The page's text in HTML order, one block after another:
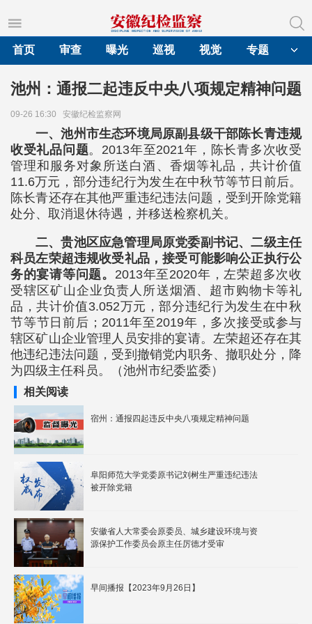
首页
审查 曝光 巡视 视觉 专题
池州：通报二起违反中央八项规定精神问题
09-26 16:30 安徽纪检监察网
一、池州市生态环境局原副县级干部陈长青违规
收受礼品问题。2013年至2021年，陈长青多次收受
管理和服务对象所送白酒、香烟等礼品，共计价值
11.6万元，部分违纪行为发生在中秋节等节日前后。
陈长青还存在其他严重违纪违法问题，受到开除党籍
处分、取消退休待遇，并移送检察机关。
二、贵池区应急管理局原党委副书记、二级主任
科员左荣超违规收受礼品，接受可能影响公正执行公
务的宴请等问题。 2013年至2020年，左荣超多次收
受辖区矿山企业负责人所送烟酒、超市购物卡等礼
品，共计价值3.052万元，部分违纪行为发生在中秋
节等节日前后；2011年至2019年，多次接受或参与
辖区矿山企业管理人员安排的宴请。左荣超还存在其
他违纪违法问题，受到撤销党内职务、撤职处分，降
为四级主任科员。（池州市纪委监委）
相关阅读
宿州：通报四起违反中央八项规定精神问题
阜阳师范大学党委原书记刘树生严重违纪违法
被开除党籍
安徽省人大常委会原委员、城乡建设环境与资
源保护工作委员会原主任厉德才受审
早间播报【2023年9月26日】